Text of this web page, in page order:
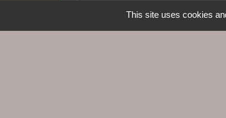
This site uses cookies